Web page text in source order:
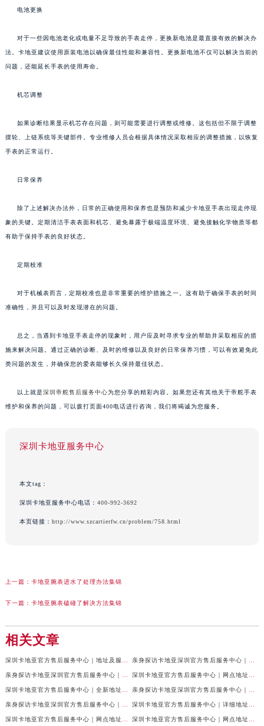
电池更换
对于一些因电池老化或电量不足导致的手表走停，更换新电池是最直接有效的解决办
法。卡地亚建议使用原装电池以确保最佳性能和兼容性。更换新电池不仅可以解决当前的
问题，还能延长手表的使用寿命。
机芯调整
如果诊断结果显示机芯存在问题，则可能需要进行调整或维修。这包括但不限于调整
摆轮、上链系统等关键部件。专业维修人员会根据具体情况采取相应的调整措施，以恢复
手表的正常运行。
日常保养
除了上述解决办法外，日常的正确使用和保养也是预防和减少卡地亚手表出现走停现
象的关键。定期清洁手表表面和机芯、避免暴露于极端温度环境、避免接触化学物质等都
有助于保持手表的良好状态。
定期校准
对于机械表而言，定期校准也是非常重要的维护措施之一。这有助于确保手表的时间
准确性，并且可以及时发现潜在的问题。
总之，当遇到卡地亚手表走停的现象时，用户应及时寻求专业的帮助并采取相应的措
施来解决问题。通过正确的诊断、及时的维修以及良好的日常保养习惯，可以有效避免此
类问题的发生，并确保您的爱表能够长久保持最佳状态。
以上就是深圳帝舵售后服务中心为您分享的精彩内容。如果您还有其他关于帝舵手表
维护和保养的问题，可以拨打页面400电话进行咨询，我们将竭诚为您服务。
深圳卡地亚服务中心
本文tag：
深圳卡地亚服务中心电话： 400-992-3692
本页链接： http://www.szcartierfw.cn/problem/758.html
上一篇： 卡地亚腕表进水了处理办法集锦
下一篇： 卡地亚腕表磕碰了解决方法集锦
相关文章